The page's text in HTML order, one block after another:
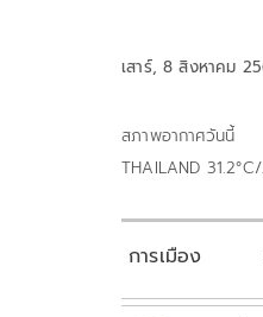
เสาร์, 8 สิงหาคม
สภาพอากาศวันนี้
THAILAND
การเมือง